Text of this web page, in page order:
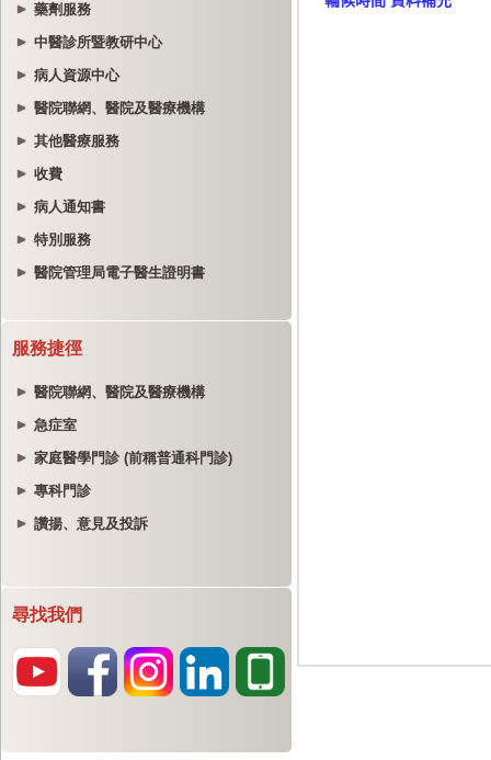
藥劑服務
中醫診所暨教研中心
病人資源中心
醫院聯網、醫院及醫療機構
其他醫療服務
收費
病人通知書
特別服務
醫院管理局電子醫生證明書
服務捷徑
醫院聯網、醫院及醫療機構
急症室
家庭醫學門診 (前稱普通科門診)
專科門診
讚揚、意見及投訴
尋找我們